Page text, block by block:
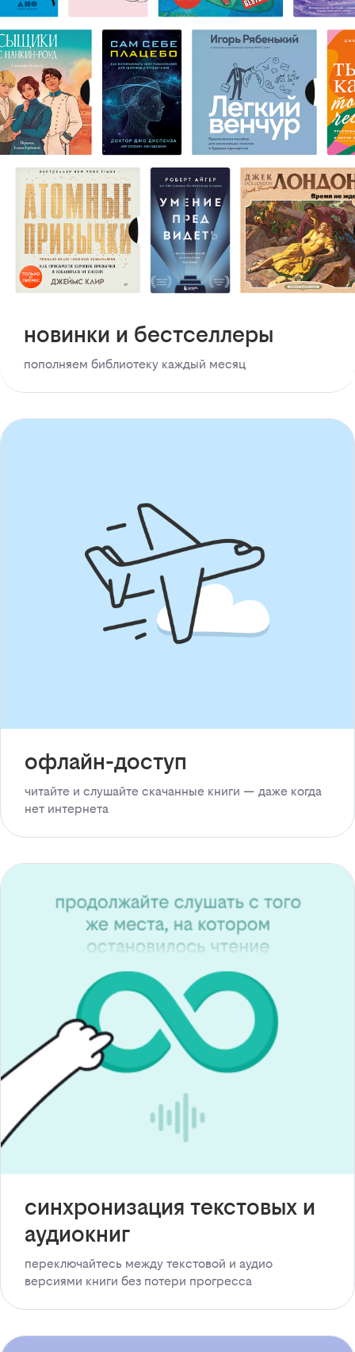
новинки и бестселлеры
пополняем библиотеку каждый месяц
офлайн-доступ
читайте и слушайте скачанные книги — даже когда
нет интернета
синхронизация текстовых и
аудиокниг
переключайтесь между текстовой и аудио
версиями книги без потери прогресса